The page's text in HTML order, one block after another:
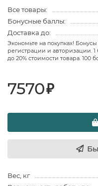
Все товары:
Бонусные баллы:
Доставка до:
Экономьте на покупках!
регистрации и авторизации. 1
до 20% стоимости товара. 100
7570₽
Вес, кг